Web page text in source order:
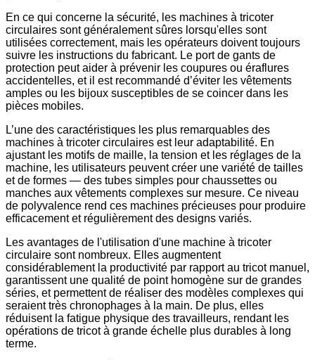
En ce qui concerne la sécurité, les machines à tricoter
circulaires sont généralement sûres lorsqu'elles sont
utilisées correctement, mais les opérateurs doivent toujours
suivre les instructions du fabricant. Le port de gants de
protection peut aider à prévenir les coupures ou éraflures
accidentelles, et il est recommandé d’éviter les vêtements
amples ou les bijoux susceptibles de se coincer dans les
pièces mobiles.
L’une des caractéristiques les plus remarquables des
machines à tricoter circulaires est leur adaptabilité. En
ajustant les motifs de maille, la tension et les réglages de la
machine, les utilisateurs peuvent créer une variété de tailles
et de formes — des tubes simples pour chaussettes ou
manches aux vêtements complexes sur mesure. Ce niveau
de polyvalence rend ces machines précieuses pour produire
efficacement et régulièrement des designs variés.
Les avantages de l'utilisation d'une machine à tricoter
circulaire sont nombreux. Elles augmentent
considérablement la productivité par rapport au tricot manuel,
garantissent une qualité de point homogène sur de grandes
séries, et permettent de réaliser des modèles complexes qui
seraient très chronophages à la main. De plus, elles
réduisent la fatigue physique des travailleurs, rendant les
opérations de tricot à grande échelle plus durables à long
terme.